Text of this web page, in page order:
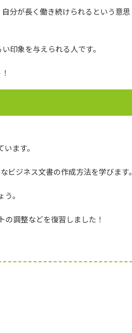
分が長く働き続けられるという意思
印象を与えられる人です。
ます。
ビジネス文書の作成方法を学びます。
。
調整などを復習しました！